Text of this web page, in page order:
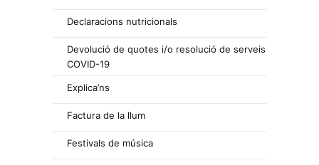
Declaracions nutricionals
Devolució de quotes i/o resolució de serveis
COVID-19
Explica’ns
Factura de la llum
Festivals de música